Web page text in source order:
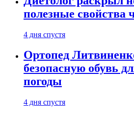
полезные свойства
4 дня спустя
Ортопед
безопасную обувь
погоды
4 дня спустя